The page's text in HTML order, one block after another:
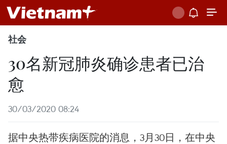
社会
30名新冠肺炎确诊患者已治
愈
30/03/2020 08:24
据中央热带疾病医院的消息，3月30日，在中央